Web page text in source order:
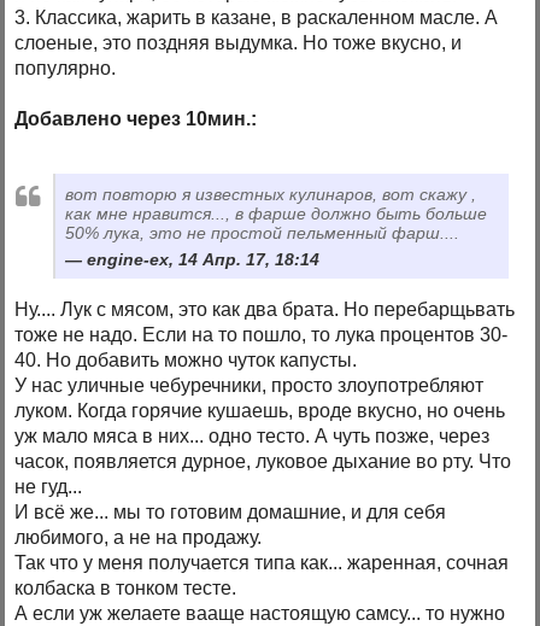
3. Классика, жарить в казане, в раскаленном масле. А
слоеные, это поздняя выдумка. Но тоже вкусно, и
популярно.
Добавлено через 10мин.:
вот повторю я известных кулинаров, вот скажу ,
как мне нравится..., в фарше должно быть больше
50% лука, это не простой пельменный фарш....
engine-ex, 14 Апр. 17, 18:14
Ну.... Лук с мясом, это как два брата. Но перебарщьвать
тоже не надо. Если на то пошло, то лука процентов 30-
40. Но добавить можно чуток капусты.
У нас уличные чебуречники, просто злоупотребляют
луком. Когда горячие кушаешь, вроде вкусно, но очень
уж мало мяса в них... одно тесто. А чуть позже, через
часок, появляется дурное, луковое дыхание во рту. Что
не гуд...
И всё же... мы то готовим домашние, и для себя
любимого, а не на продажу.
Так что у меня получается типа как... жаренная, сочная
колбаска в тонком тесте.
А если уж желаете вааще настоящую самсу... то нужно